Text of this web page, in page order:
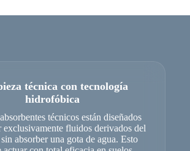
técnica con tecnología
hidrofóbica
técnicos están diseñados
exclusivamente fluidos derivados del
absorber una gota de agua. Esto